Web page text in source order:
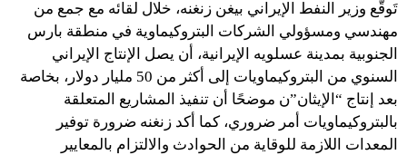
تَوقَّع وزير النفط الإيراني بيغن زنغنه، خلال لقائه مع جمع من
مهندسي ومسؤولي الشركات البتروكيماوية في منطقة بارس
الجنوبية بمدينة عسلويه الإيرانية، أن يصل الإنتاج الإيراني
السنوي من البتروكيماويات إلى أكثر من 50 مليار دولار، بخاصة
بعد إنتاج “الإيثان”ن موضحًا أن تنفيذ المشاريع المتعلقة
بالبتروكيماويات أمر ضروري، كما أكد زنغنه ضرورة توفير
المعدات اللازمة للوقاية من الحوادث والالتزام بالمعايير